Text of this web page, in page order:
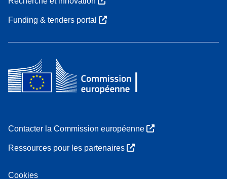
Funding & tenders portal
Contacter la Commission européenne
Ressources pour les partenaires
Cookies